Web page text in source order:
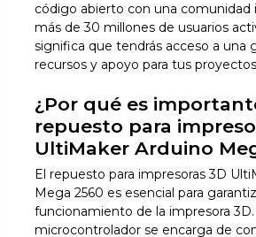
código abierto con una comunidad
más de 30 millones de usuarios
significa que tendrás acceso a una
recursos y apoyo para tus
¿Por qué es
repuesto para
UltiMaker Arduino
El repuesto para impresoras 3D
Mega 2560 es esencial para
funcionamiento de la impresora
microcontrolador se encarga de